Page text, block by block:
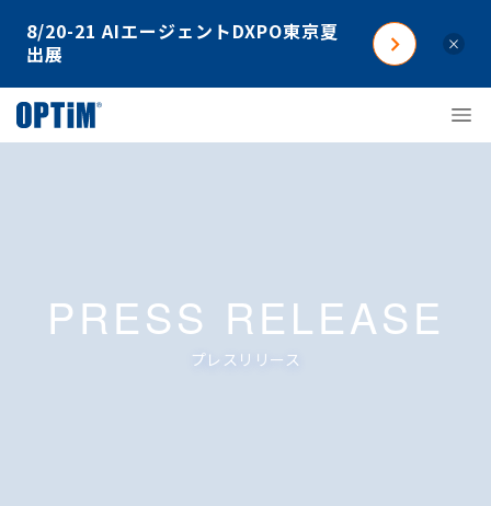
8/20-21 AIエージェントDXPO東京夏
出展
×
PRESS RELEASE
プレスリリース